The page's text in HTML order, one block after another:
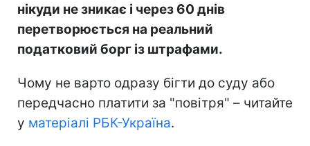
нікуди не зникає і через 60 днів
перетворюється на реальний
податковий борг із штрафами.
Чому не варто одразу бігти до суду або
передчасно платити за "повітря" – читайте
у матеріалі РБК-Україна.